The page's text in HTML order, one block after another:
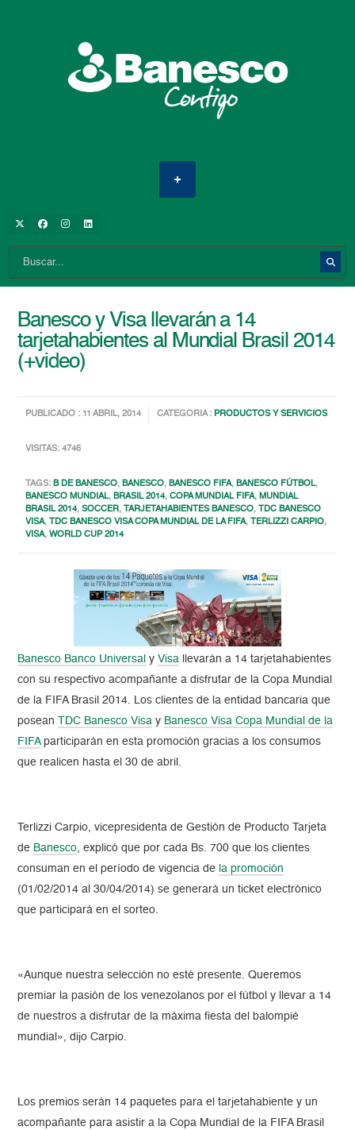
Banesco y Visa llevarán a 14
tarjetahabientes al Mundial Brasil 2014
(+video)
PUBLICADO : 11 ABRIL, 2014 CATEGORIA : PRODUCTOS Y SERVICIOS
VISITAS: 4746
TAGS:B DE BANESCO,BANESCO,BANESCO FIFA,BANESCO FÚTBOL,
BANESCO MUNDIAL,BRASIL 2014,COPA MUNDIAL FIFA,MUNDIAL
BRASIL 2014,SOCCER, TARJETAHABIENTES BANESCO, TDC BANESCO
VISA, TDC BANESCO VISA COPA MUNDIAL DE LA FIFA, TERLIZZI CARPIO,
VISA,WORLD CUP 2014
Banesco Banco Universal yVisa llevarán a 14 tarjetahabientes
con su respectivo acompañante a disfrutar de la Copa Mundial
de la FIFA Brasil 2014. Los clientes de la entidad bancaria que
posean
TDC Banesco Visa y Banesco Visa Copa Mundial de la
FIFAparticiparán en esta promoción gracias a los consumos
que realicen hasta el 30 de abril.
Terlizzi Carpio, vicepresidenta de Gestión de Producto Tarjeta
de Banesco, explicó que por cada Bs. 700 que los clientes
consuman en el período de vigencia de la promoción
(01/02/2014 al 30/04/2014) se generará un ticket electrónico
que participará en el sorteo.
«Aunque nuestra selección no esté presente. Queremos
premiar la pasión de los venezolanos por el fútbol y llevar a 14
de nuestros a disfrutar de la máxima fiesta del balompié
mundial», dijo Carpio.
Los premios serán 14 paquetes para el tarjetahabiente y un
acompañante para asistir a la Copa Mundial de la FIFA Brasil